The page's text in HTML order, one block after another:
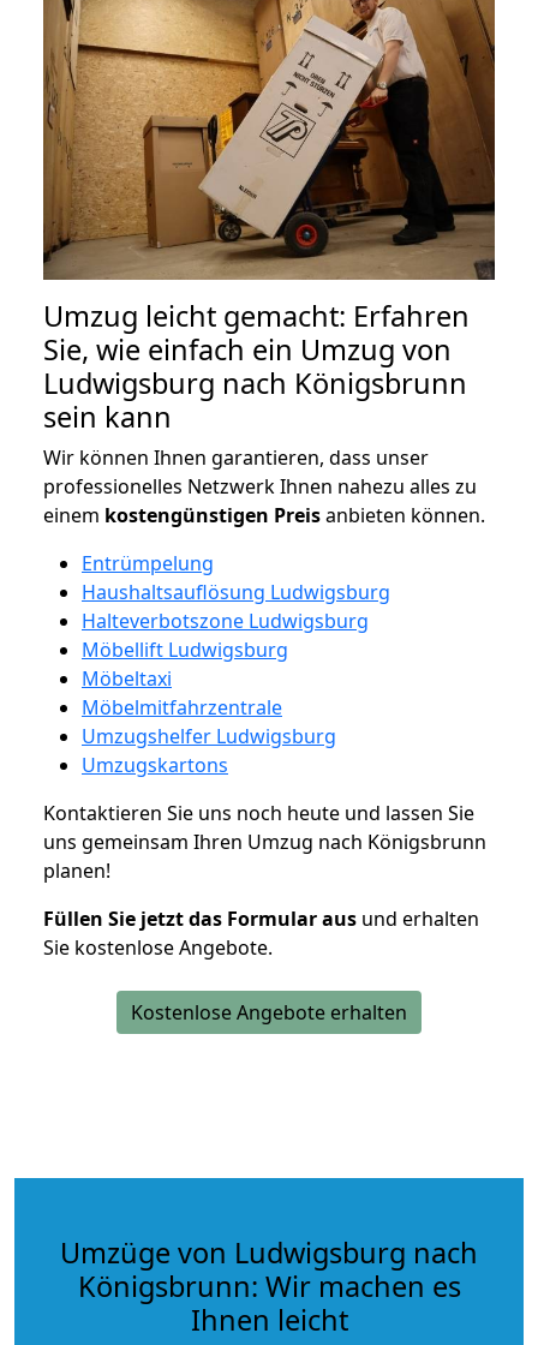
Umzug leicht gemacht: Erfahren
Sie, wie einfach ein Umzug von
Ludwigsburg nach Königsbrunn
sein kann
Wir können Ihnen garantieren, dass unser
professionelles Netzwerk Ihnen nahezu alles zu
einem kostengünstigen Preisanbieten können.
Entrümpelung
Haushaltsauflösung Ludwigsburg
Halteverbotszone Ludwigsburg
Möbellift Ludwigsburg
Möbeltaxi
Möbelmitfahrzentrale
Umzugshelfer Ludwigsburg
Umzugskartons
Kontaktieren Sie uns noch heute und lassen Sie
uns gemeinsam Ihren Umzug nach Königsbrunn
planen!
Füllen Sie jetzt das Formular aus und erhalten
Sie kostenlose Angebote.
Kostenlose Angebote erhalten
Umzüge von Ludwigsburg nach
Königsbrunn: Wir machen es
Ihnen leicht